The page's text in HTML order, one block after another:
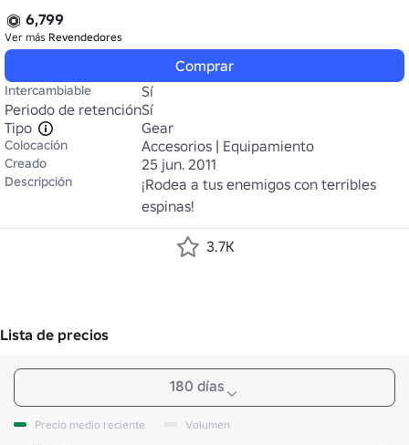
6,799
Ver más Revendedores
Comprar
Intercambiable
Sí
Periodo de retenciónSí
Tipo
Gear
Colocación Accesorios | Equipamiento
Creado 25 jun. 2011
Descripción
¡Rodea a tus enemigos con terribles
espinas!
3.7K
Lista de precios
180 días
Precio medio reciente Volumen